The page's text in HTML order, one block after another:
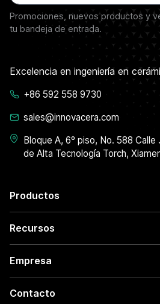
Productos
Recursos
Empresa
Contacto
Promociones, nuevos productos y
tu bandeja de entrada.
Excelencia en ingeniería en
+86 592 558 9730
sales@innovacera.com
Bloque A, 6º piso, No. 588
de Alta Tecnología Torch,